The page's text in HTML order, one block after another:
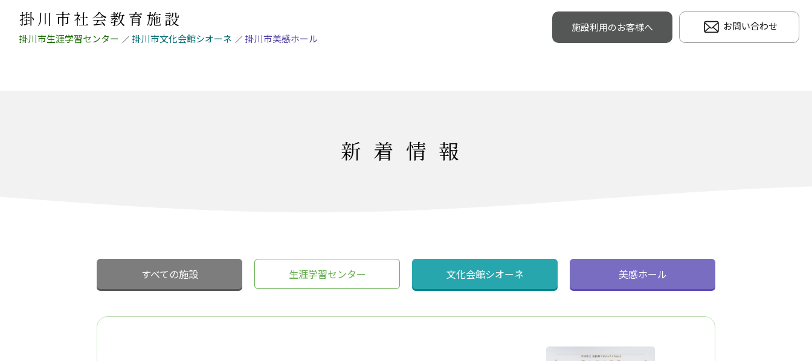
掛川市社会教育施設
掛川市生涯学習センター 掛川市文化会館シオーネ 掛川市美感ホール
施設利用のお客様へ お問い合わせ
新着情報
すべての施設 生涯学習センター 文化会館シオーネ 美感ホール